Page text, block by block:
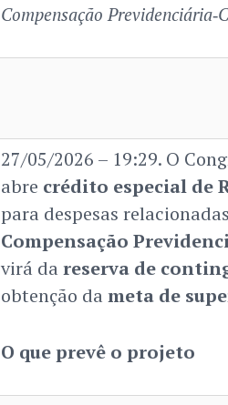
Compensação
27/05/2026 – 19:29. O
abre crédito especial de
para despesas
Compensação
virá da reserva de
obtenção da meta de
O que prevê o projeto